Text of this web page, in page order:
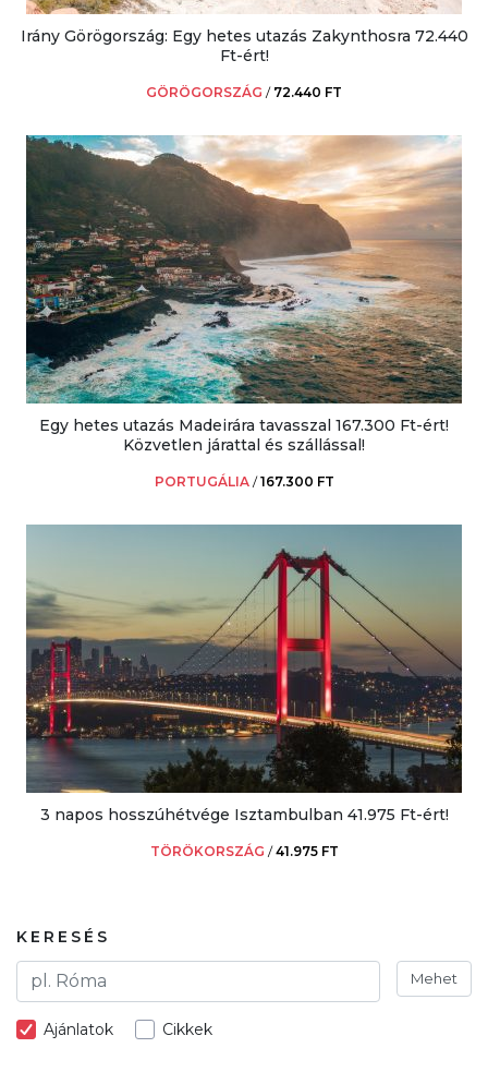
Irány Görögország: Egy hetes utazás Zakynthosra 72.440
Ft-ért!
GÖRÖGORSZÁG / 72.440 FT
Egy hetes utazás Madeirára tavasszal 167.300 Ft-ért!
Közvetlen járattal és szállással!
PORTUGÁLIA /167.300 FT
3 napos hosszúhétvége Isztambulban 41.975 Ft-ért!
TÖRÖKORSZÁG /41.975 FT
KERESÉS
Mehet
Ajánlatok Cikkek